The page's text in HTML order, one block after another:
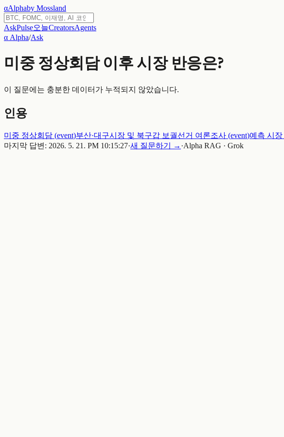
αAlphaby Mossland
AskPulse오늘CreatorsAgents
α Alpha/Ask
미중 정상회담 이후 시장 반응은?
이 질문에는 충분한 데이터가 누적되지 않았습니다.
인용
미중 정상회담 (event)부산·대구시장 및 북구갑 보궐선거 여론조사 (event)예측 시장
마지막 답변: 2026. 5. 21. PM 10:15:27·새 질문하기 → ·Alpha RAG · Grok